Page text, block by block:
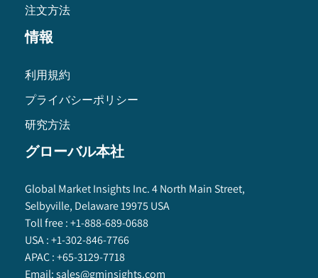
注文方法
情報
利用規約
プライバシーポリシー
研究方法
グローバル本社
Global Market Insights Inc. 4 North Main Street,
Selbyville, Delaware 19975 USA
Toll free :+1-888-689-0688
USA :+1-302-846-7766
APAC :+65-3129-7718
Email:sales@gminsights.com